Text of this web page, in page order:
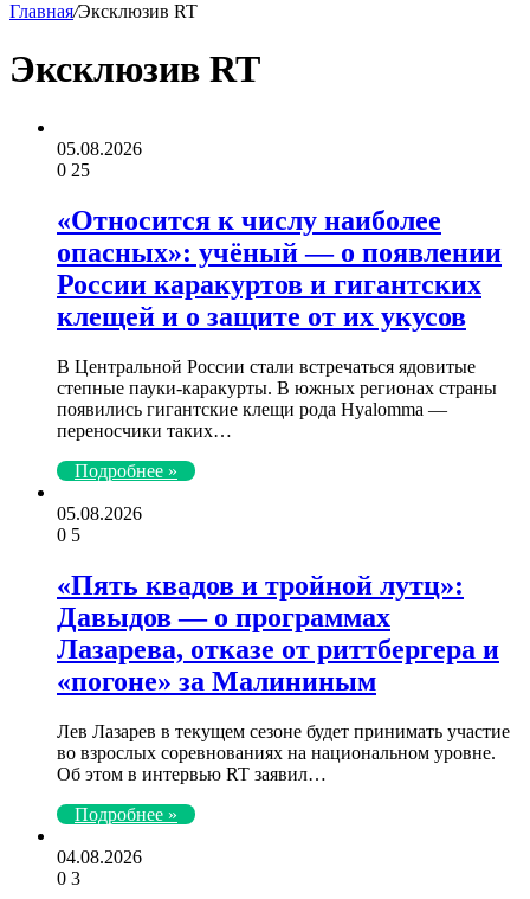
Главная/Эксклюзив RT
Эксклюзив RT
05.08.2026
0 25
«Относится к числу наиболее
опасных»: учёный — о появлении
России каракуртов и гигантских
клещей и о защите от их укусов
В Центральной России стали встречаться ядовитые
степные пауки-каракурты. В южных регионах страны
появились гигантские клещи рода Hyalomma —
переносчики таких…
Подробнее »
05.08.2026
0 5
«Пять квадов и тройной лутц»:
Давыдов — о программах
Лазарева, отказе от риттбергера и
«погоне» за Малининым
Лев Лазарев в текущем сезоне будет принимать участие
во взрослых соревнованиях на национальном уровне.
Об этом в интервью RT заявил…
Подробнее »
04.08.2026
0 3